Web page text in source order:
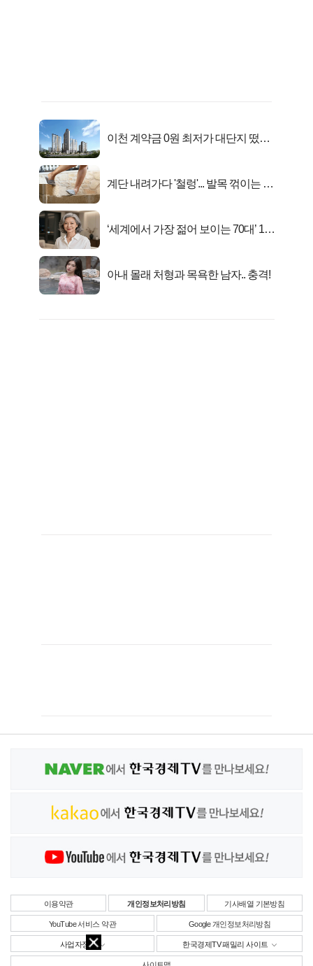
이천 계약금 0원 최저가 대단지 떴다!
계단 내려가다 '철렁'... 발목 꺾이는 이
‘세계에서 가장 젊어 보이는 70대’ 1위
아내 몰래 처형과 목욕한 남자.. 충격!
이용약관 개인정보처리방침 기사배열 기본방침
YouTube 서비스 약관 Google 개인정보처리방침
사업자정보 한국경제TV 패밀리 사이트